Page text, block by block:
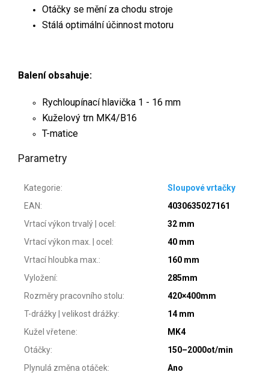
Otáčky se mění za chodu stroje
Stálá optimální účinnost motoru
Balení obsahuje:
Rychloupínací hlavička 1 - 16 mm
Kuželový trn MK4/B16
T-matice
Parametry
Kategorie:
Sloupové vrtačky
EAN:
4030635027161
Vrtací výkon trvalý | ocel:
32 mm
Vrtací výkon max. | ocel:
40 mm
Vrtací hloubka max. :
160 mm
Vyložení:
285mm
Rozměry pracovního stolu:
420×400mm
T-drážky | velikost drážky:
14 mm
Kužel vřetene:
MK4
Otáčky:
150–2000ot/min
Plynulá změna otáček: Ano